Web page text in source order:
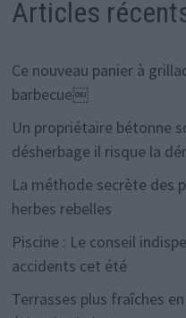
Articles
Ce nouveau panier à
barbecue￼
Un propriétaire bétonne
désherbage il risque la
La méthode secrète des
herbes rebelles
Piscine : Le conseil
accidents cet été
Terrasses plus fraîches